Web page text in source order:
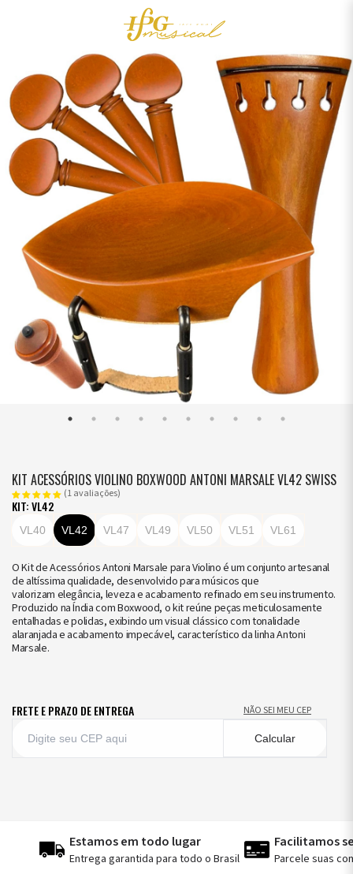
Acessórios OUTLET
KIT ACESSÓRIOS VIOLINO BOXWOOD ANTONI MARSALE VL42 SWISS
(1 avaliações)
KIT: VL42
VL40 VL42 VL47 VL49 VL50 VL51 VL61
O Kit de Acessórios Antoni Marsale para Violino é um conjunto artesanal
de altíssima qualidade, desenvolvido para músicos que
valorizam elegância, leveza e acabamento refinado em seu instrumento.
Produzido na Índia com Boxwood, o kit reúne peças meticulosamente
entalhadas e polidas, exibindo um visual clássico com tonalidade
alaranjada e acabamento impecável, característico da linha Antoni
Marsale.
FRETE E PRAZO DE ENTREGA NÃO SEI MEU CEP
Calcular
Estamos em todo lugar
Entrega garantida para todo o Brasil
Facilitamos
Parcele suas